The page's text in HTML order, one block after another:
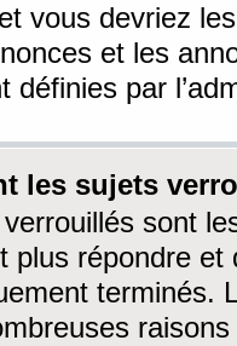
vous devriez
et les
définies par
les sujets
sont
plus répondre
terminés.